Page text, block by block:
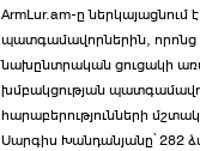
ArmԼur.am-ը
պատգամավորներին, որոնց
նախընտրական ցուցակի
խմբակցության
հարաբերությունների
Սարգիս Խանդանյանը՝ 282